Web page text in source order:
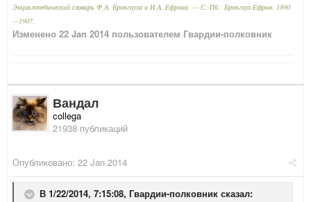
Энциклопедический словарь Ф.А. Брокгауза и И.А. Ефрона. — С.-Пб.: Брокгауз-Ефрон. 1890
—1907.
Изменено 22 Jan 2014 пользователем Гвардии-полковник
Вандал
collega
21938 публикаций
Опубликовано: 22 Jan 2014
В 1/22/2014, 7:15:08, Гвардии-полковник сказал: